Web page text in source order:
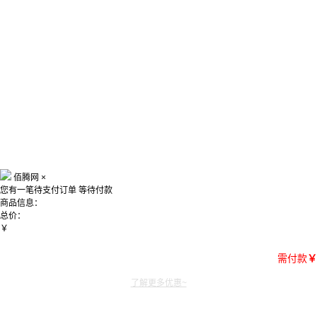
佰腾网 ×
您有一笔待支付订单 等待付款
商品信息：
总价：
￥
需付款￥
了解更多优惠~